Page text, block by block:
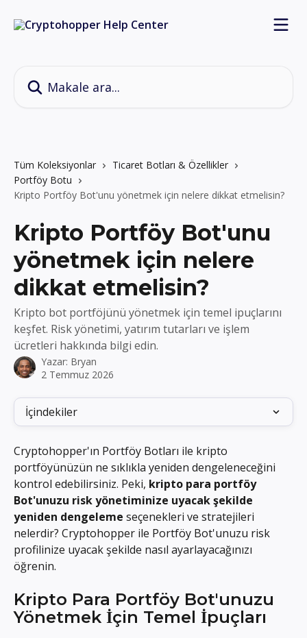
Tüm Koleksiyonlar
Ticaret Botları & Özellikler
Portföy Botu
Kripto Portföy Bot'unu yönetmek için nelere dikkat etmelisin?
Kripto Portföy Bot'unu
yönetmek için nelere
dikkat etmelisin?
Kripto bot portföjünü yönetmek için temel ipuçlarını
keşfet. Risk yönetimi, yatırım tutarları ve işlem
ücretleri hakkında bilgi edin.
Yazar: Bryan
2 Temmuz 2026
İçindekiler
Cryptohopper'ın Portföy Botları ile kripto
portföyünüzün ne sıklıkla yeniden dengeleneceğini
kontrol edebilirsiniz. Peki, kripto para portföy
Bot'unuzu risk yönetiminize uyacak şekilde
yeniden dengeleme seçenekleri ve stratejileri
nelerdir? Cryptohopper ile Portföy Bot'unuzu risk
profilinize uyacak şekilde nasıl ayarlayacağınızı
öğrenin.
Kripto Para Portföy Bot'unuzu
Yönetmek İçin Temel İpuçları